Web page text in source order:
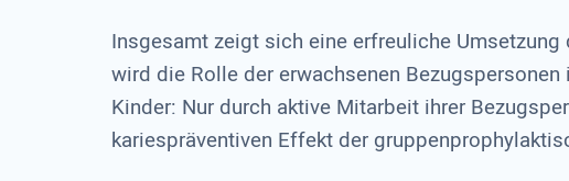
Insgesamt zeigt sich eine erfreuliche
wird die Rolle der erwachsenen
Kinder: Nur durch aktive Mitarbeit ihrer
kariespräventiven Effekt der